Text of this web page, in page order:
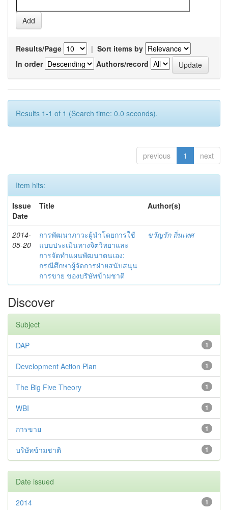
Results/Page | Sort items by
In order
Authors/record
Results 1-1 of 1 (Search time: 0.0 seconds).
previous 1 next
Item hits:
Issue
Date
Title Author(s)
2014-
05-20
การพัฒนาภาวะผู้นำโดยการใช้
แบบประเมินทางจิตวิทยาและ
การจัดทำแผนพัฒนาตนเอง:
กรณีศึกษาผู้จัดการฝ่ายสนับสนุน
การขาย ของบริษัทข้ามชาติ
ขวัญรัก ถิ่นเทศ
Discover
Subject
1
DAP
1
Development Action Plan
1
The Big Five Theory
1
WBI
1
การขาย
1
บริษัทข้ามชาติ
Date issued
1
2014